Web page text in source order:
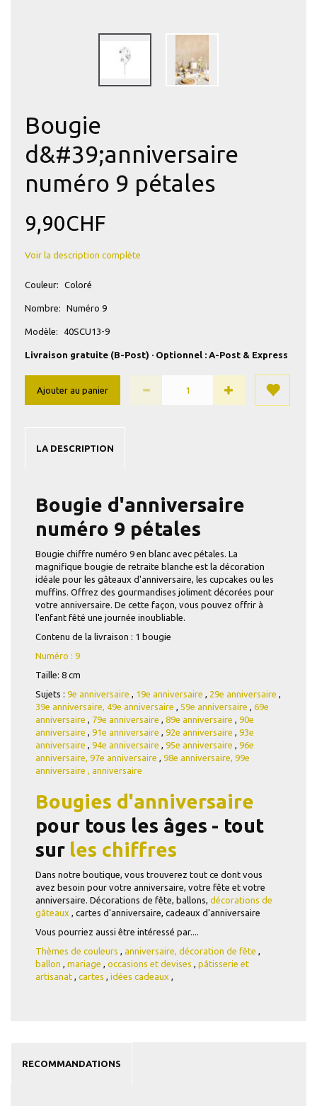
Bougie
d&#39;anniversaire
numéro 9 pétales
9,90CHF
Voir la description complète
Couleur: Coloré
Nombre: Numéro 9
Modèle: 40SCU13-9
Livraison gratuite (B-Post) · Optionnel : A-Post & Express
Ajouter au panier
LA DESCRIPTION
Bougie d'anniversaire
numéro 9 pétales
Bougie chiffre numéro 9 en blanc avec pétales. La
magnifique bougie de retraite blanche est la décoration
idéale pour les gâteaux d'anniversaire, les cupcakes ou les
muffins. Offrez des gourmandises joliment décorées pour
votre anniversaire. De cette façon, vous pouvez offrir à
l'enfant fêté une journée inoubliable.
Contenu de la livraison : 1 bougie
Numéro : 9
Taille: 8 cm
Sujets : 9e anniversaire , 19e anniversaire , 29e anniversaire ,
39e anniversaire, 49e anniversaire , 59e anniversaire , 69e
anniversaire , 79e anniversaire , 89e anniversaire , 90e
anniversaire , 91e anniversaire , 92e anniversaire , 93e
anniversaire , 94e anniversaire , 95e anniversaire , 96e
anniversaire, 97e anniversaire , 98e anniversaire, 99e
anniversaire , anniversaire
Bougies d'anniversaire
pour tous les âges - tout
sur les chiffres
Dans notre boutique, vous trouverez tout ce dont vous
avez besoin pour votre anniversaire, votre fête et votre
anniversaire. Décorations de fête, ballons, décorations de
gâteaux , cartes d'anniversaire, cadeaux d'anniversaire
Vous pourriez aussi être intéressé par....
Thèmes de couleurs , anniversaire, décoration de fête ,
ballon , mariage , occasions et devises , pâtisserie et
artisanat , cartes , idées cadeaux ,
RECOMMANDATIONS